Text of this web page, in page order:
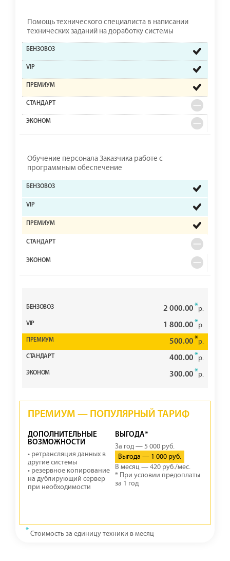
Помощь технического специалиста в написании
технических заданий на доработку системы
Обучение персонала Заказчика работе с
программным обеспечение
2 000.00*р.
1 800.00*р.
500.00*р.
400.00*р.
300.00*р.
ПРЕМИУМ — ПОПУЛЯРНЫЙ ТАРИФ
ДОПОЛНИТЕЛЬНЫЕ
ВОЗМОЖНОСТИ
• ретрансляция данных в
другие системы
• резервное копирование
на дублирующий сервер
при необходимости
ВЫГОДА*
За год — 5 000 руб.
Выгода — 1 000 руб.
В месяц — 420 руб./мес.
* При условии предоплаты
за 1 год
* Стоимость за единицу техники в месяц